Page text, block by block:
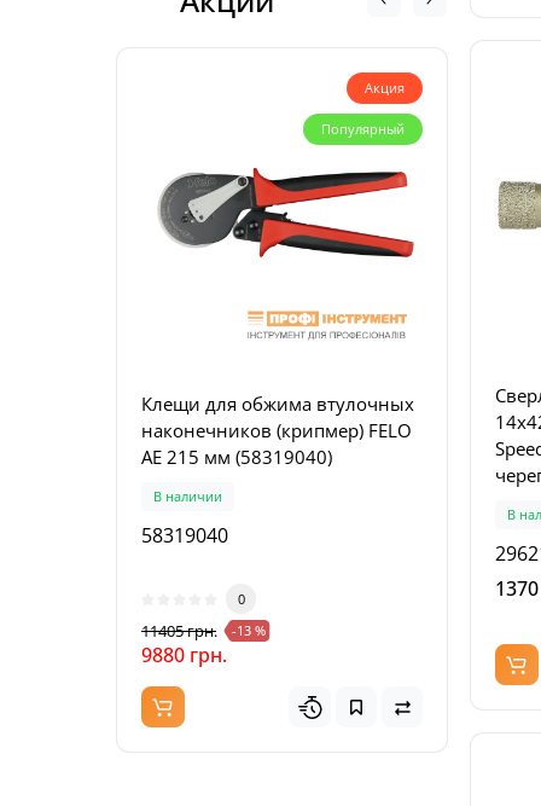
Акция
Популярный
Клещи для обжима втулочных
наконечников (крипмер) FELO
AE 215 мм (58319040)
В наличии
58319040
0
11405 грн. -13 %
9880 грн. 3672
В